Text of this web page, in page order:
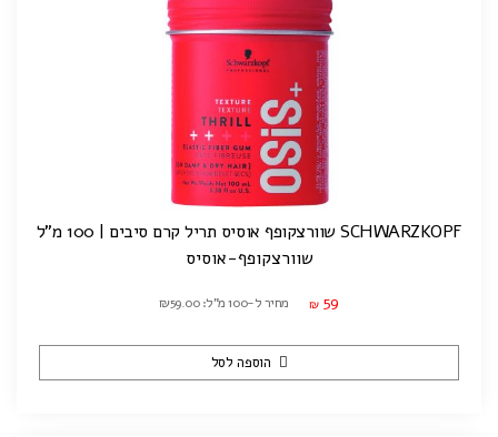
SCHWARZKOPF שוורצקופף אוסיס תריל קרם סיבים | 100 מ"ל
שוורצקופף-אוסיס
₪ 59 מחיר ל-100 מ"ל: ₪59.00
הוספה לסל